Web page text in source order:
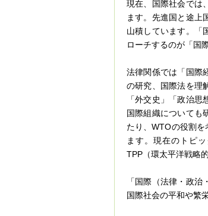
現在、国際社会では
ます。先進国と途上
山積しています。「
ローチするのが「国
法律関係では「国際
の研究、国際法を理
「外交史」「政治
国際組織についても
たり、WTOの役割
ます。現在のトピ
TPP（環太平洋戦略
「国際（法律・政
国際社会の平和や繁